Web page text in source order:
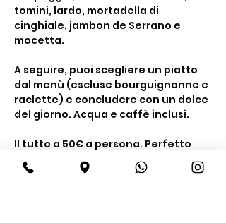
tomini, lardo, mortadella di
cinghiale, jambon de Serrano e
mocetta.
A seguire, puoi scegliere un piatto
dal menù (escluse bourguignonne e
raclette) e concludere con un dolce
del giorno. Acqua e caffè inclusi.
Il tutto a 50€ a persona. Perfetto
per una serata tra buon cibo e
compagnia. Prenota ora.